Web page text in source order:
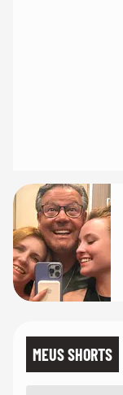
MEUS SHORTS